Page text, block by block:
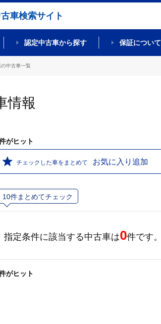
車検索サイト
認定中古車から探す 保証について
中古車一覧
情報
がヒット
チェックした車をまとめて お気に入り追加
10件まとめてチェック
指定条件に該当する中古車は0件です。
がヒット